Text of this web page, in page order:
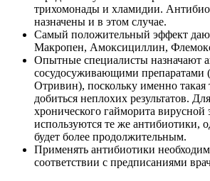
трихомонады и хламидии.
назначены и в этом случае.
Самый положительный эффект
Макропен, Амоксициллин,
Опытные специалисты назначают
сосудосуживающими препаратами
Отривин), поскольку именно такая
добиться неплохих результатов.
хронического гайморита вирусной
используются те же антибиотики,
будет более продолжительным.
Применять антибиотики
соответствии с предписаниями